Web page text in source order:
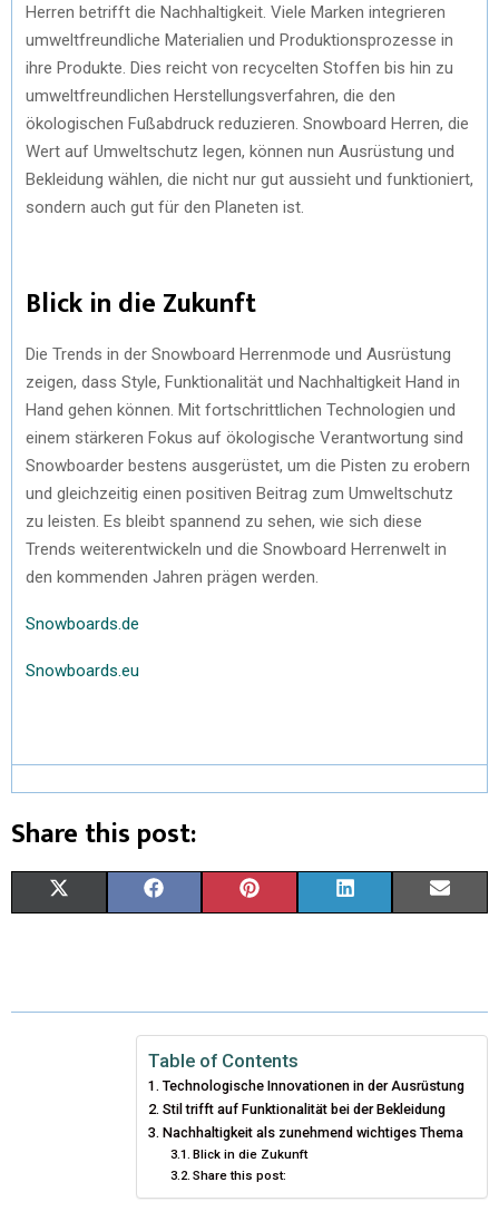
Herren betrifft die Nachhaltigkeit. Viele Marken integrieren
umweltfreundliche Materialien und Produktionsprozesse in
ihre Produkte. Dies reicht von recycelten Stoffen bis hin zu
umweltfreundlichen Herstellungsverfahren, die den
ökologischen Fußabdruck reduzieren. Snowboard Herren, die
Wert auf Umweltschutz legen, können nun Ausrüstung und
Bekleidung wählen, die nicht nur gut aussieht und funktioniert,
sondern auch gut für den Planeten ist.
Blick in die Zukunft
Die Trends in der Snowboard Herrenmode und Ausrüstung
zeigen, dass Style, Funktionalität und Nachhaltigkeit Hand in
Hand gehen können. Mit fortschrittlichen Technologien und
einem stärkeren Fokus auf ökologische Verantwortung sind
Snowboarder bestens ausgerüstet, um die Pisten zu erobern
und gleichzeitig einen positiven Beitrag zum Umweltschutz
zu leisten. Es bleibt spannend zu sehen, wie sich diese
Trends weiterentwickeln und die Snowboard Herrenwelt in
den kommenden Jahren prägen werden.
Snowboards.de
Snowboards.eu
Share this post:
W E
B
O
O
K
T
R
E
S
K
D
I
I
Table of Contents
Technologische Innovationen in der Ausrüstung
Stil trifft auf Funktionalität bei der Bekleidung
Nachhaltigkeit als zunehmend wichtiges Thema
Blick in die Zukunft
Share this post: